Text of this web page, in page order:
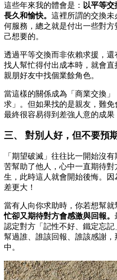
這些年來我的體會是： 以平等
長久和愉快。 這裡所謂的交換
何服務，總之就是付出一些對
己想要的。
透過平等交換而非依賴求援，
找人幫忙得付出成本時，就會
親朋好友中找個業餘角色。
當這樣的關係成為「商業交換
求」。但如果找的是親友，難免
最終很容易得到差強人意的成果
三、 對別人好，但不要預
「期望破滅」往往比一開始沒
苦幫助了他人，心中一直期待
生，此時這人就會開始後悔。
差更大！
當有人向你求助時，你若想幫就
忙卻又期待對方會感激與回報。
認定對方「記性不好、鐵定忘
幫過誰、誰該回報、誰該感謝
中。